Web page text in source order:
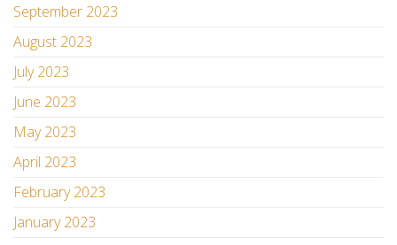
September 2023
August 2023
July 2023
June 2023
May 2023
April 2023
February 2023
January 2023